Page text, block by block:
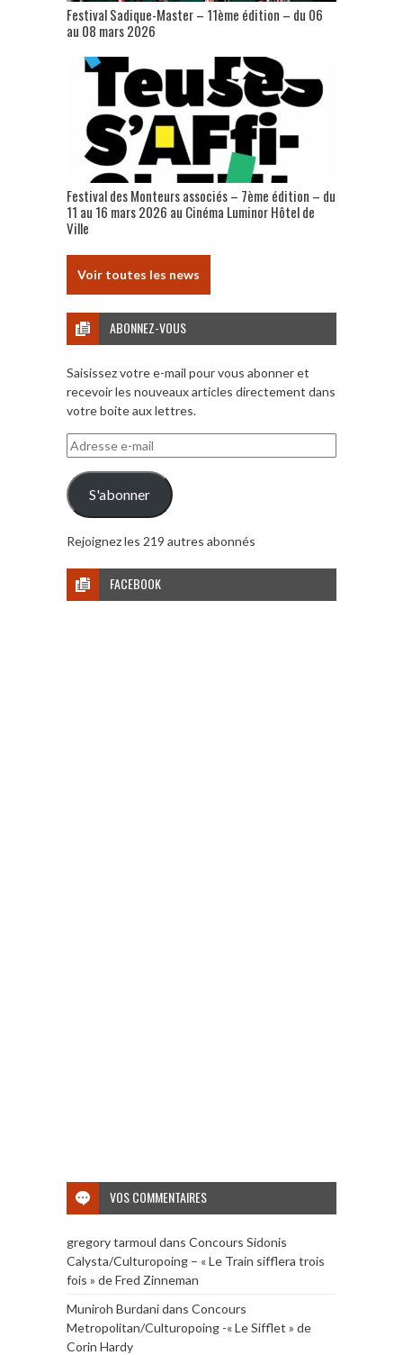
Festival Sadique-Master – 11ème édition – du 06
au 08 mars 2026
Festival des Monteurs associés – 7ème édition – du
11 au 16 mars 2026 au Cinéma Luminor Hôtel de
Ville
Voir toutes les news
ABONNEZ-VOUS
Saisissez votre e-mail pour vous abonner et
recevoir les nouveaux articles directement dans
votre boite aux lettres.
Adresse
e-
mail
S'abonner
Rejoignez les 219 autres abonnés
FACEBOOK
VOS COMMENTAIRES
gregory tarmoul dans Concours Sidonis
Calysta/Culturopoing – « Le Train sifflera trois
fois » de Fred Zinneman
Muniroh Burdanidans Concours
Metropolitan/Culturopoing -« Le Sifflet » de
Corin Hardy